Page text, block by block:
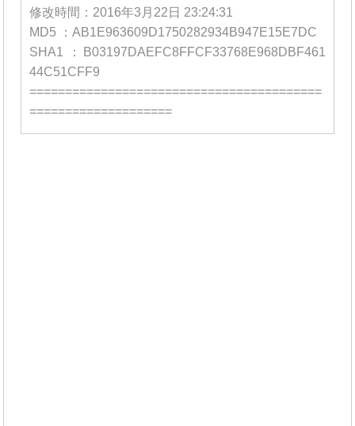
修改時間：2016年3月22日 23:24:31
MD5 ：AB1E963609D1750282934B947E15E7DC
SHA1 ：B03197DAEFC8FFCF33768E968DBF461
44C51CFF9
=========================================
====================